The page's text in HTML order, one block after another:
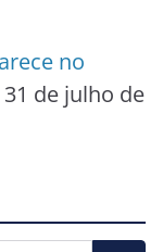
no
31 de julho de